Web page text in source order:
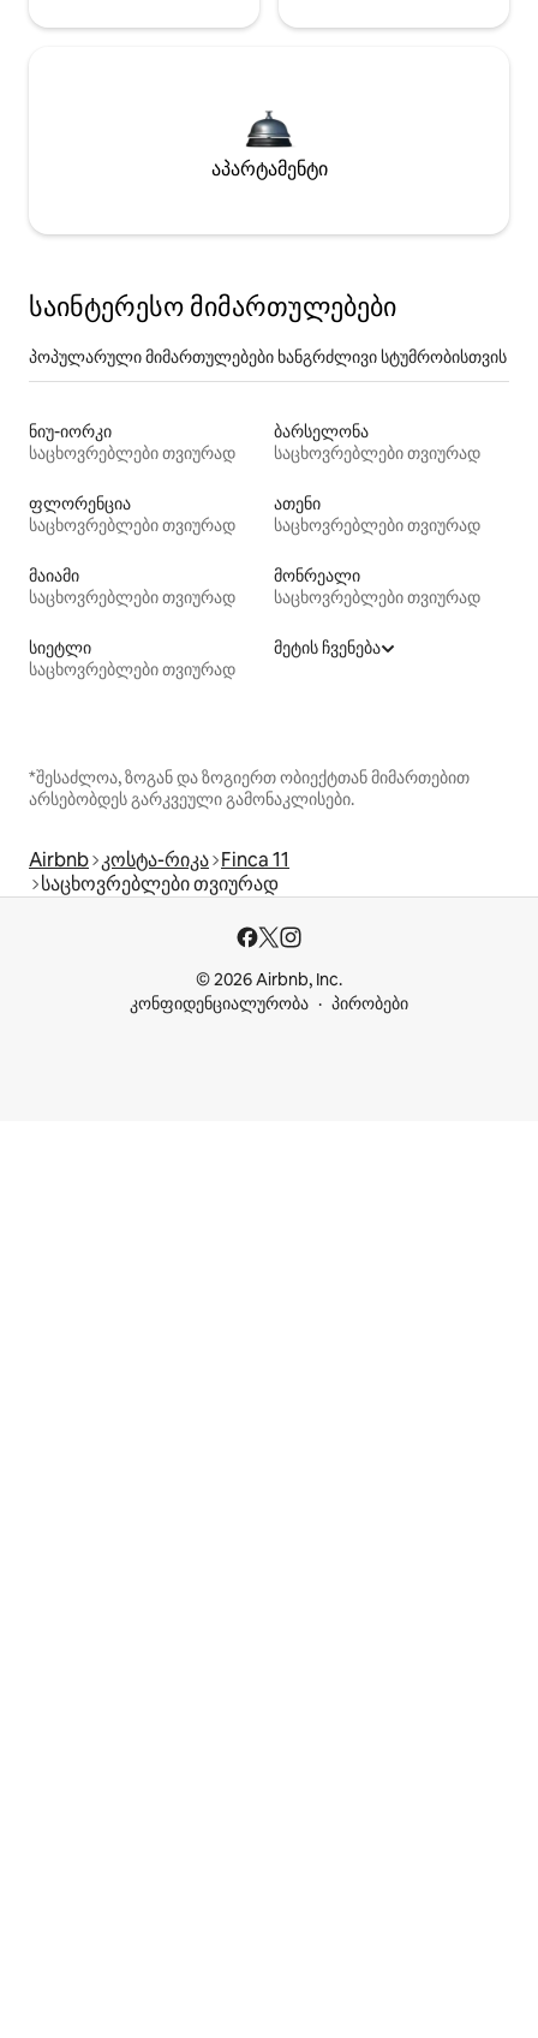
აპარტამენტი
საინტერესო მიმართულებები
პოპულარული მიმართულებები ხანგრძლივი სტუმრობისთვის
ნიუ-იორკი
საცხოვრებლები თვიურად
ბარსელონა
საცხოვრებლები თვიურად
ფლორენცია
საცხოვრებლები თვიურად
ათენი
საცხოვრებლები თვიურად
მაიამი
საცხოვრებლები თვიურად
მონრეალი
საცხოვრებლები თვიურად
სიეტლი
საცხოვრებლები თვიურად
მეტის ჩვენება
*შესაძლოა, ზოგან და ზოგიერთ ობიექტთან მიმართებით
არსებობდეს გარკვეული გამონაკლისები.
Airbnb კოსტა-რიკა Finca 11
საცხოვრებლები თვიურად
© 2026 Airbnb, Inc.
კონფიდენციალურობა
პირობები